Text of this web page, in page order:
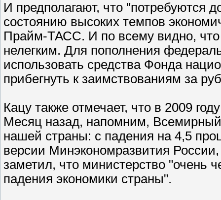
И предполагают, что "потребуются
состоянию высоких темпов
Прайм-ТАСС. И по всему видно, что
нелегким. Для пополнения
использовать средства Фонда
прибегнуть к заимствованиям за
Кацу также отмечает, что в 2009
Месяц назад, напомним,
нашей страны: с падения на 4,5
версии Минэкономразвития
заметил, что министерство "очень
падения экономики страны".